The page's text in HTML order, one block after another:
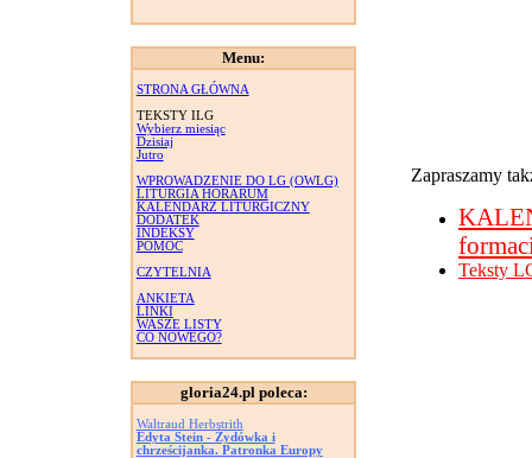
Menu:
STRONA GŁÓWNA
TEKSTY ILG
Wybierz miesiąc
Dzisiaj
Jutro
WPROWADZENIE DO LG (OWLG)
LITURGIA HORARUM
KALENDARZ LITURGICZNY
DODATEK
INDEKSY
POMOC
CZYTELNIA
ANKIETA
LINKI
WASZE LISTY
CO NOWEGO?
gloria24.pl poleca:
Waltraud Herbstrith
Edyta Stein - Żydówka i
chrześcijanka. Patronka Europy
Zapraszamy
Teksty